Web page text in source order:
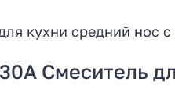
кухни средний нос
Смеситель